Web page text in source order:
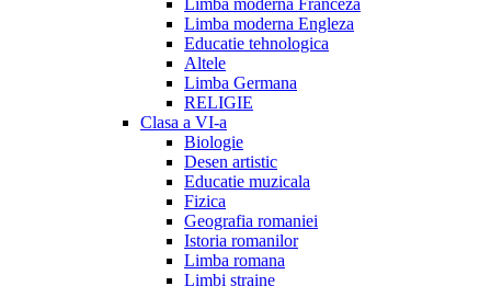
Limba moderna Franceza
Limba moderna Engleza
Educatie tehnologica
Altele
Limba Germana
RELIGIE
Clasa a VI-a
Biologie
Desen artistic
Educatie muzicala
Fizica
Geografia romaniei
Istoria romanilor
Limba romana
Limbi straine